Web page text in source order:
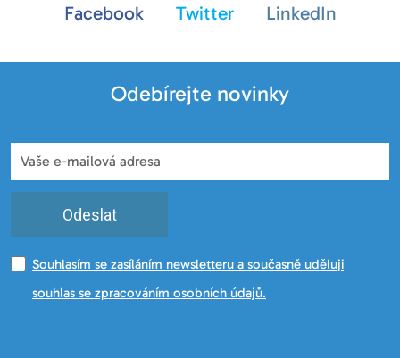
Facebook Twitter LinkedIn
Odebírejte novinky
Odeslat
Souhlasím se zasíláním newsletteru a současně uděluji
souhlas se zpracováním osobních údajů.